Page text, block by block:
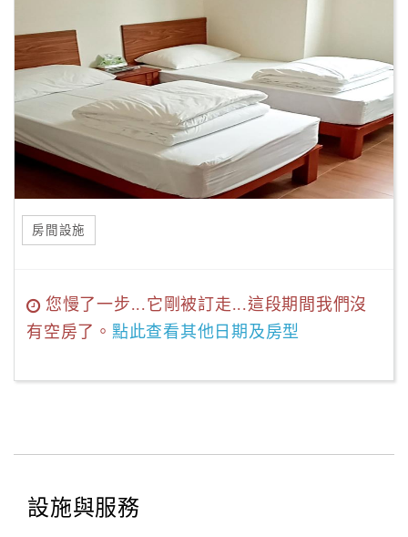
房間設施
您慢了一步...它剛被訂走...這段期間我們沒
有空房了。 點此查看其他日期及房型
設施與服務